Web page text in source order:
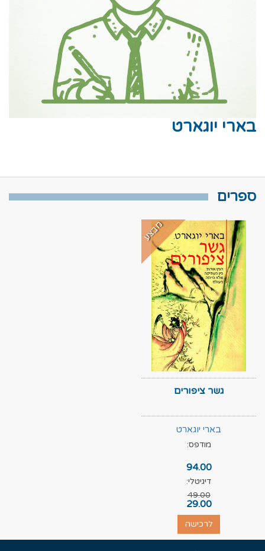
בארי יוגארט
ספרים
מבצע
גשר ציפורים
בארי יוגארט
מודפס:
94.00
דיגיטלי:
49.00
29.00
לרכישה